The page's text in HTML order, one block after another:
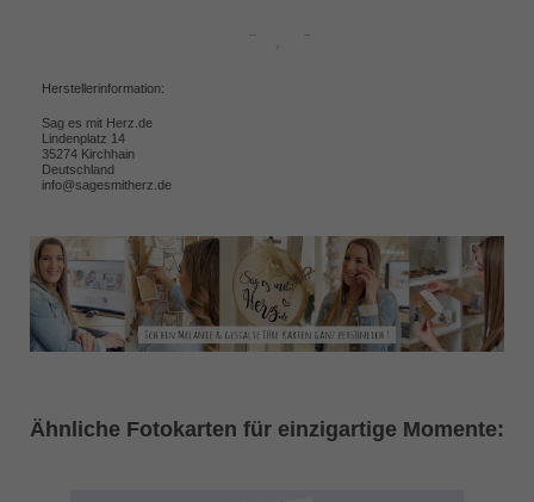
Herstellerinformation:
Sag es mit Herz.de
Lindenplatz 14
35274 Kirchhain
Deutschland
info@sagesmitherz.de
Ähnliche Fotokarten für einzigartige Momente: